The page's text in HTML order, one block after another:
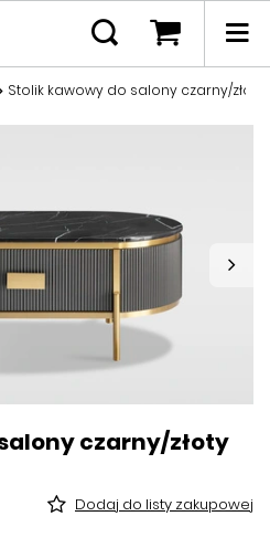
Stolik kawowy do salony czarny/złoty
czarny/złoty
Dodaj do listy zakupowej